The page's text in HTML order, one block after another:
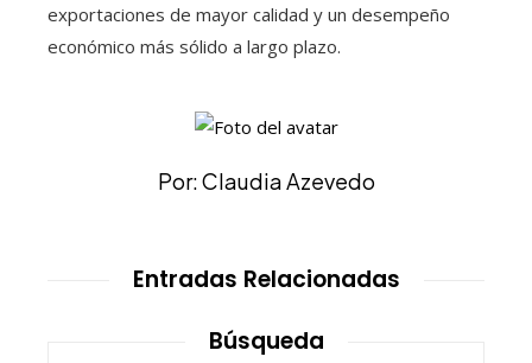
exportaciones de mayor calidad y un desempeño
económico más sólido a largo plazo.
Por: Claudia Azevedo
Entradas Relacionadas
Búsqueda